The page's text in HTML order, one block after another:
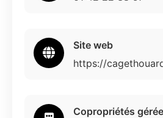
Site web
https://
Copropriétés